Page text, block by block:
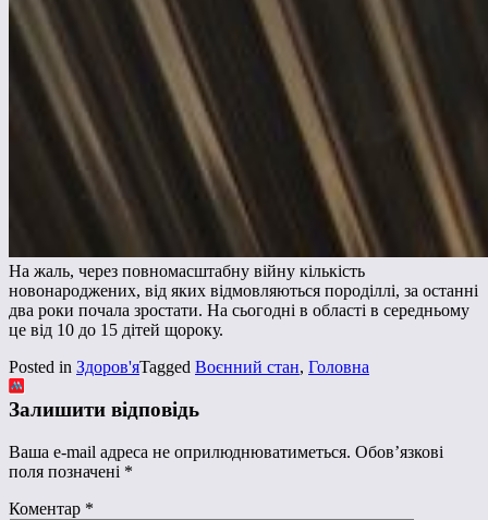
На жаль, через повномасштабну війну кількість
новонароджених, від яких відмовляються породіллі, за останні
два роки почала зростати. На сьогодні в області в середньому
це від 10 до 15 дітей щороку.
Posted in Здоров'яTagged Воєнний стан, Головна
Залишити відповідь
Ваша e-mail адреса не оприлюднюватиметься. Обов’язкові
поля позначені *
Коментар *